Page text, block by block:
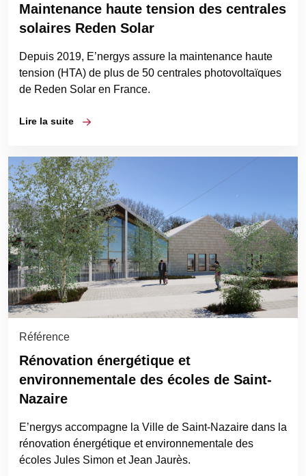
Maintenance haute tension des centrales
solaires Reden Solar
Depuis 2019, E’nergys assure la maintenance haute
tension (HTA) de plus de 50 centrales photovoltaïques
de Reden Solar en France.
Lire la suite
Référence
Rénovation énergétique et
environnementale des écoles de Saint-
Nazaire
E’nergys accompagne la Ville de Saint-Nazaire dans la
rénovation énergétique et environnementale des
écoles Jules Simon et Jean Jaurès.